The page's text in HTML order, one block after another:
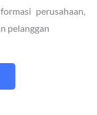
perusahaan,
pelanggan